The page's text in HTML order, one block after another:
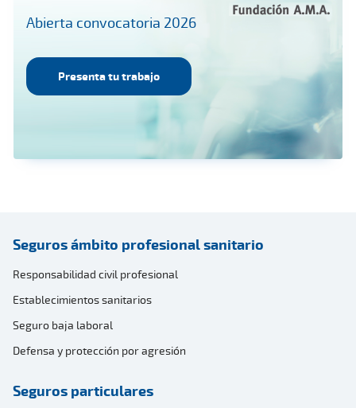
Abierta convocatoria 2026
Presenta tu trabajo
Seguros ámbito profesional sanitario
Responsabilidad civil profesional
Establecimientos sanitarios
Seguro baja laboral
Defensa y protección por agresión
Seguros particulares